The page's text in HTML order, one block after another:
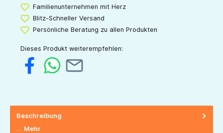
Familienunternehmen mit Herz
Blitz-Schneller Versand
Persönliche Beratung zu allen Produkten
Dieses Produkt weiterempfehlen:
Beschreibung
… Mehr